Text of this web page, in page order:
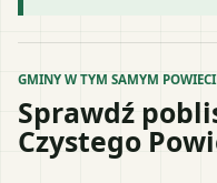
GMINY W TYM SAMYM
Sprawdź
Czystego